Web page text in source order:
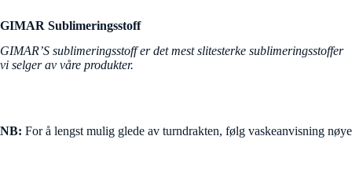
GIMAR Sublimeringsstoff
GIMAR’S sublimeringsstoff er det mest slitesterke sublimeringsstoffer
vi selger av våre produkter.
NB: For å lengst mulig glede av turndrakten, følg vaskeanvisning nøye